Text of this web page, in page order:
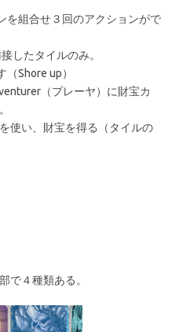
を組合せ３回のアクションがで
したタイルのみ。
Shore up）
（プレーヤ）に財宝カ
使い、財宝を得る（タイルの
で４種類ある。